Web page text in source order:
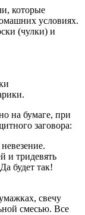
которые
условиях.
(чулки) и
на бумаге, при
заговора:
и тридевять
будет так!
свечу
смесью. Все